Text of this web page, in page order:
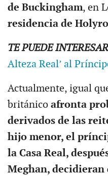
de Buckingham, en
residencia de
TE PUEDE INTERESAR
Alteza Real’ al
Actualmente, igual
británico afronta
derivados de las
hijo menor, el
la Casa Real,
Meghan,